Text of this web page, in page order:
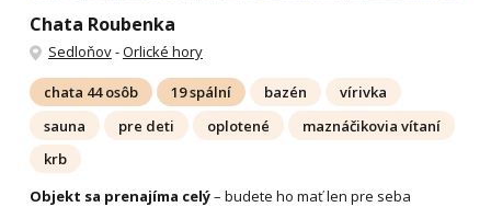
Chata Roubenka
Sedloňov-Orlické hory
chata 44 osôb 19 spální bazén
vírivka
sauna
pre deti oplotené
maznáčikovia vítaní
krb
Objekt sa prenajíma celý– budete ho mať len pre seba